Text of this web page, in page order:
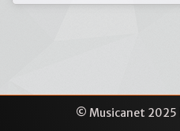
© Musicanet 2025 |